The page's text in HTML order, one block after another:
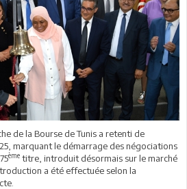
de la Bourse de Tunis a retenti de
marquant le démarrage des négociations
ème titre, introduit désormais sur le marché
a été effectuée selon la